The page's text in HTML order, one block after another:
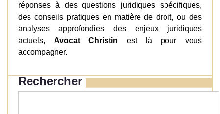
réponses à des questions juridiques spécifiques,
des conseils pratiques en matière de droit, ou des
analyses approfondies des enjeux juridiques
actuels, Avocat Christin est là pour vous
accompagner.
Rechercher